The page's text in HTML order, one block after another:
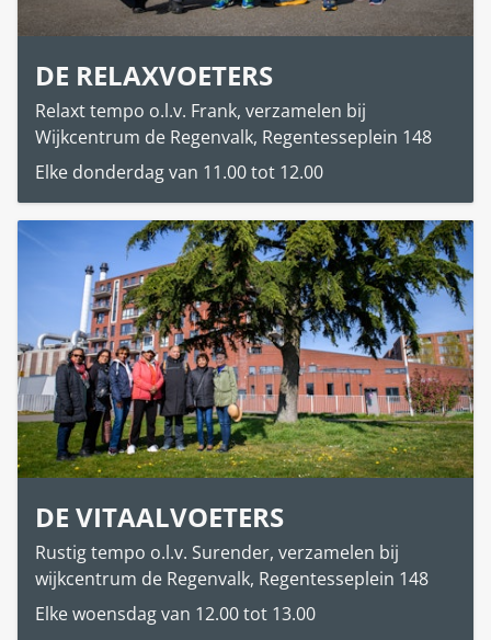
DE RELAXVOETERS
Relaxt tempo o.l.v. Frank, verzamelen bij
Wijkcentrum de Regenvalk, Regentesseplein 148
Elke donderdag van 11.00 tot 12.00
DE VITAALVOETERS
Rustig tempo o.l.v. Surender, verzamelen bij
wijkcentrum de Regenvalk, Regentesseplein 148
Elke woensdag van 12.00 tot 13.00